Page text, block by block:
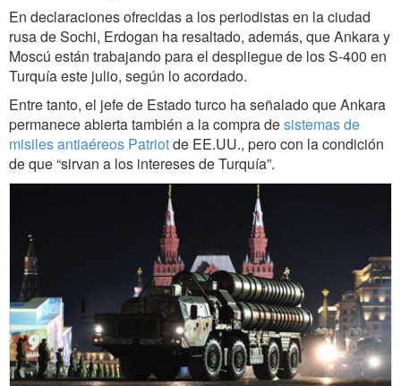
En declaraciones ofrecidas a los periodistas en la ciudad
rusa de Sochi, Erdogan ha resaltado, además, que Ankara y
Moscú están trabajando para el despliegue de los S-400 en
Turquía este julio, según lo acordado.
Entre tanto, el jefe de Estado turco ha señalado que Ankara
permanece abierta también a la compra desistemas de
misiles antiaéreos Patriotde EE.UU., pero con la condición
de que “sirvan a los intereses de Turquía”.